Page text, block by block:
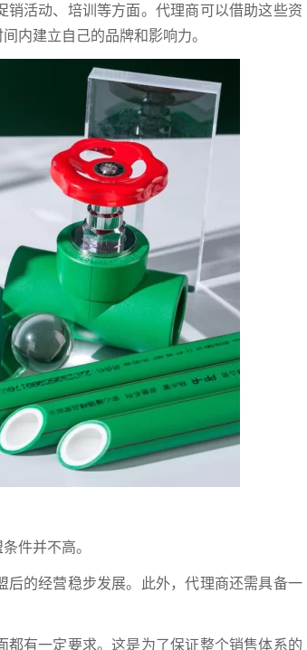
活动、培训等方面。代理商可以借助这些资
内建立自己的品牌和影响力。
件并不高。
的经营稳步发展。此外，代理商还需具备一
有一定要求。这是为了保证整个销售体系的